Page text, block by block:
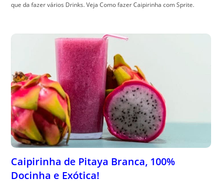
que da fazer vários Drinks. Veja Como fazer Caipirinha com Sprite.
Caipirinha de Pitaya Branca, 100%
Docinha e Exótica!